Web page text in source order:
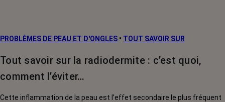
PROBLÈMES DE PEAU ET D'ONGLES • TOUT SAVOIR SUR
Tout savoir sur la radiodermite : c’est quoi,
comment l’éviter…
Cette inflammation de la peau est l’effet secondaire le plus fréquent